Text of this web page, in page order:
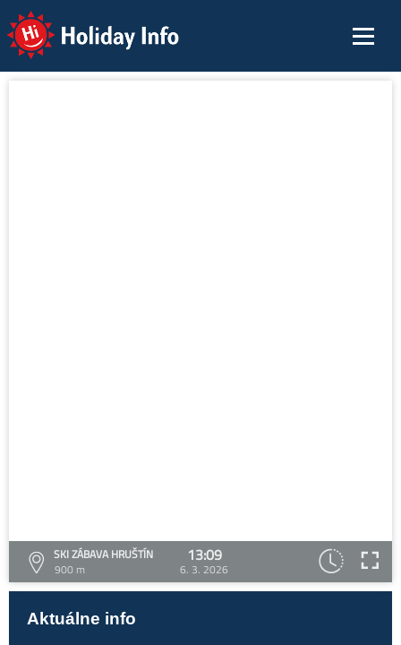
Holiday Info
SKI ZÁBAVA HRUŠTÍN
900 m
13:09
6. 3. 2026
Aktuálne info